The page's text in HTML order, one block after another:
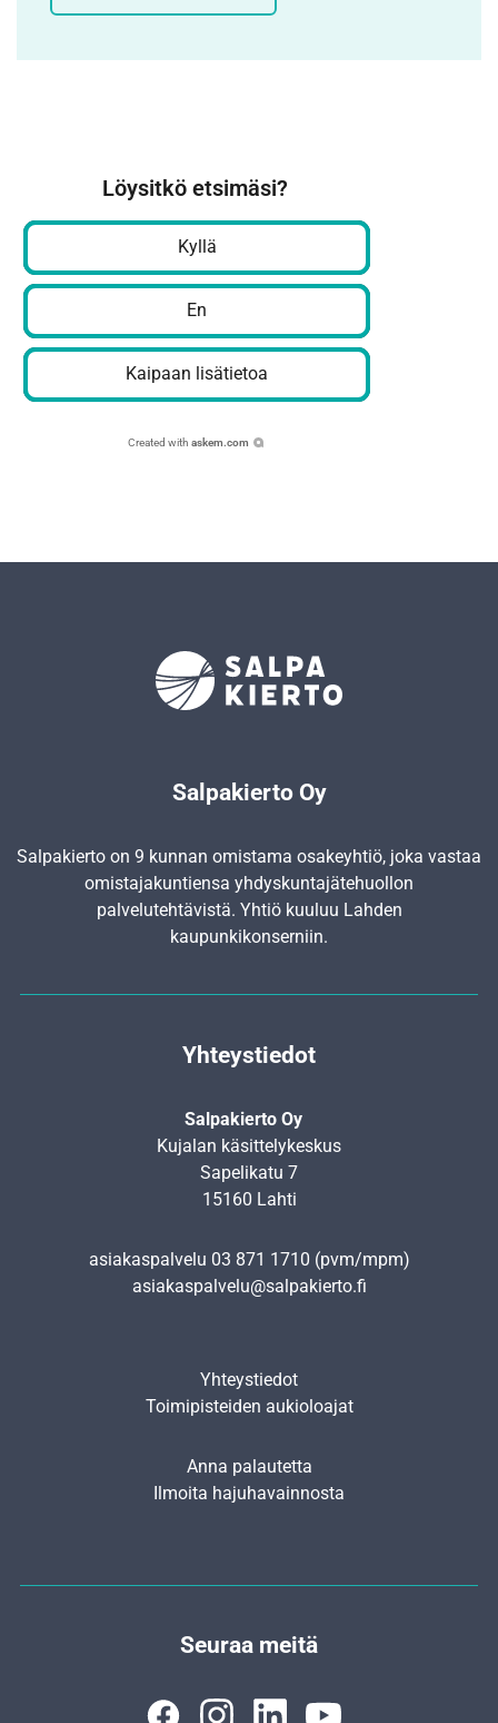
Löysitkö etsimäsi?
Kyllä
En
Kaipaan lisätietoa
Created with askem.com
Salpakierto Oy
Salpakierto on 9 kunnan omistama osakeyhtiö, joka vastaa
omistajakuntiensa yhdyskunta­jätehuollon
palvelutehtävistä. Yhtiö kuuluu Lahden
kaupunkikonserniin.
Yhteystiedot
Salpakierto Oy
Kujalan käsittelykeskus
Sapelikatu 7
15160 Lahti
asiakaspalvelu 03 871 1710 (pvm/mpm)
asiakaspalvelu@salpakierto.fi
Yhteystiedot
Toimipisteiden aukioloajat
Anna palautetta
Ilmoita hajuhavainnosta
Seuraa meitä